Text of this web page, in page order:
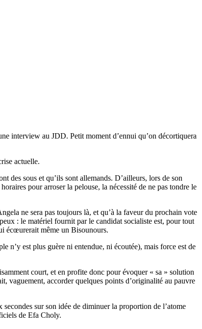
interview au JDD. Petit moment d’ennui qu’on décortiquera
actuelle.
des sous et qu’ils sont allemands. D’ailleurs, lors de son
pour arroser la pelouse, la nécessité de ne pas tondre le
ne sera pas toujours là, et qu’à la faveur du prochain vote
: le matériel fournit par le candidat socialiste est, pour tout
écœurerait même un Bisounours.
n’y est plus guère ni entendue, ni écoutée), mais force est de
court, et en profite donc pour évoquer « sa » solution
vaguement, accorder quelques points d’originalité au pauvre
sur son idée de diminuer la proportion de l’atome
de Efa Choly.